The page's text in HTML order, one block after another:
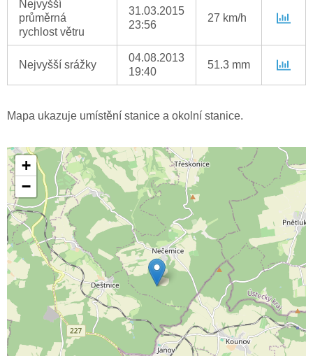
Nejvyšší
průměrná
rychlost větru
31.03.2015
23:56
27 km/h
Nejvyšší srážky
04.08.2013
19:40
51.3 mm
Mapa ukazuje umístění stanice a okolní stanice.
+
−